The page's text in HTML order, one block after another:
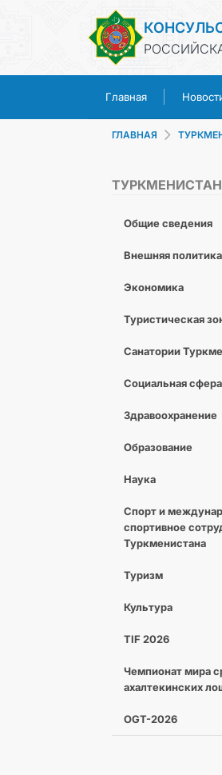
Главная
ГЛАВНАЯ
ТУРКМЕНИСТАН
Общие сведения
Внешняя политика
Экономика
Туристическая
Санатории
Социальная сфера
Здравоохранение
Образование
Наука
Спорт и
спортивное
Туркменистана
Туризм
Культура
TIF 2026
Чемпионат мира
ахалтекинских
OGT-2026